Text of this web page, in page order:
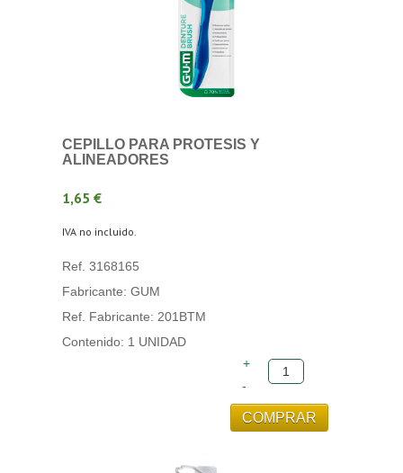
CEPILLO PARA PROTESIS Y
ALINEADORES
1,65 €
IVA no incluido.
Ref. 3168165
Fabricante: GUM
Ref. Fabricante: 201BTM
Contenido: 1 UNIDAD